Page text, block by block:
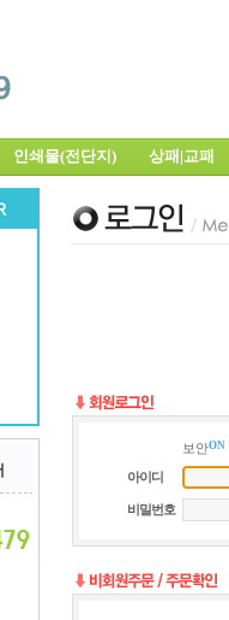
인쇄물(전단지) 상패|교
보안ON
아이디
비밀번호